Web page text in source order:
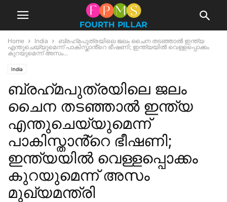
Home India
ബ്രഹ്‌മപുത്രയിലെ ജലം ചൈന തടഞ്ഞാൽ ഇന്ത്യ
എന്തുചെയ്യുമെന്ന് പാകിസ്താൻ്റെ ഭീഷണി; ഇന്ത്യയിൽ വെള്ളപ്പൊക്കം
കുറയുമെന്ന് അസം...
India
ബ്രഹ്‌മപുത്രയിലെ ജലം
ചൈന തടഞ്ഞാൽ ഇന്ത്യ
എന്തുചെയ്യുമെന്ന്
പാകിസ്താൻ്റെ ഭീഷണി;
ഇന്ത്യയിൽ വെള്ളപ്പൊക്കം
കുറയുമെന്ന് അസം
മുഖ്യമന്ത്രി